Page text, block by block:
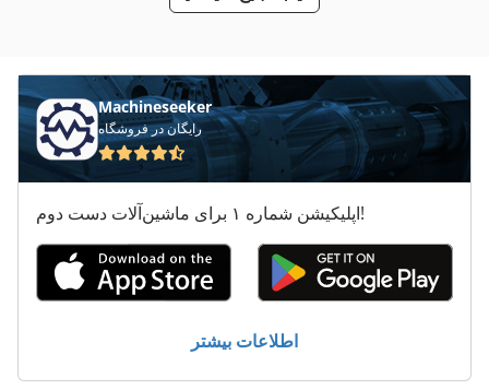
Machineseeker
رایگان در فروشگاه
اپلیکیشن شماره ۱ برای ماشین‌آلات دست دوم!
اطلاعات بیشتر